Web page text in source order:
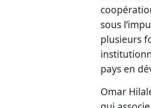
sous
plusieurs
pays en
Omar